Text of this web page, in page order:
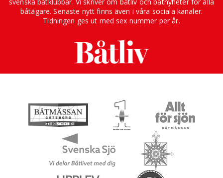
båtägare. Senaste nytt finns även i våra sociala kanaler.
Tidningen ges ut med sex nummer per år.